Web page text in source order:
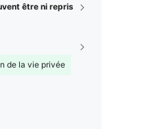
être ni repris
de la vie privée